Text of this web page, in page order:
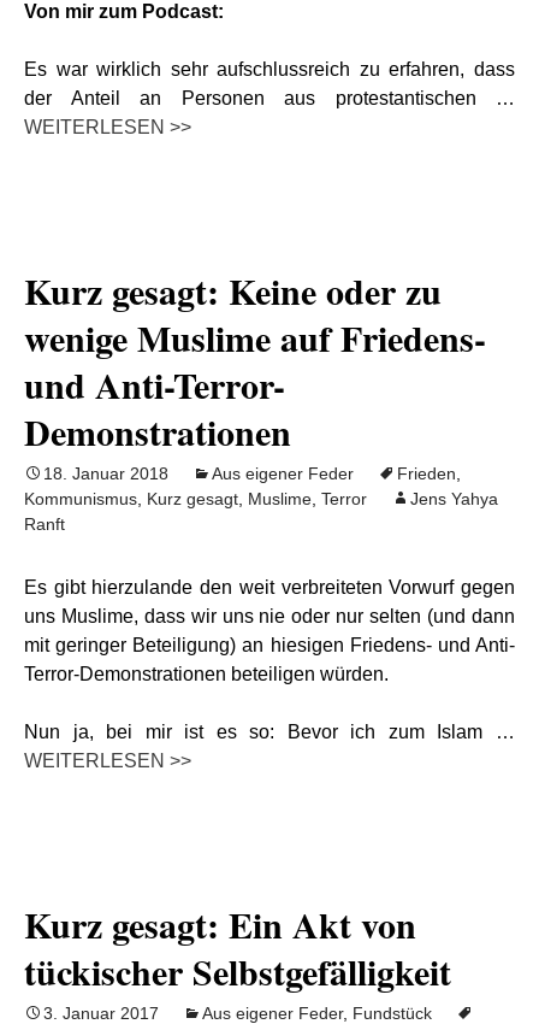
Von mir zum Podcast:
Es war wirklich sehr aufschlussreich zu erfahren, dass
der Anteil an Personen aus protestantischen …
WEITERLESEN >>
Kurz gesagt: Keine oder zu
wenige Muslime auf Friedens-
und Anti-Terror-
Demonstrationen
18. Januar 2018 Aus eigener Feder Frieden
Kommunismus Kurz gesagt Muslime Terror
Jens Yahya
Ranft
Es gibt hierzulande den weit verbreiteten Vorwurf gegen
uns Muslime, dass wir uns nie oder nur selten (und dann
mit geringer Beteiligung) an hiesigen Friedens- und Anti-
Terror-Demonstrationen beteiligen würden.
Nun ja, bei mir ist es so: Bevor ich zum Islam …
WEITERLESEN >>
Kurz gesagt: Ein Akt von
tückischer Selbstgefälligkeit
3. Januar 2017 Aus eigener Feder, Fundstück